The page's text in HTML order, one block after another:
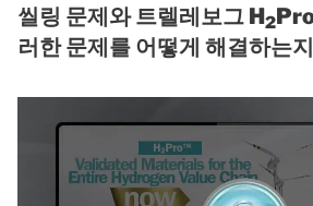
씰링 문제와 트렐레보그 H2
러한 문제를 어떻게 해결하는